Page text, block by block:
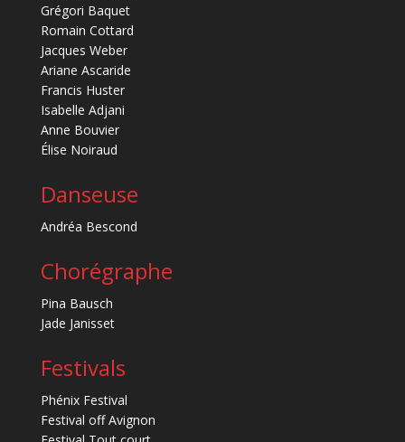
Grégori Baquet
Romain Cottard
Jacques Weber
Ariane Ascaride
Francis Huster
Isabelle Adjani
Anne Bouvier
Élise Noiraud
Danseuse
Andréa Bescond
Chorégraphe
Pina Bausch
Jade Janisset
Festivals
Phénix Festival
Festival off Avignon